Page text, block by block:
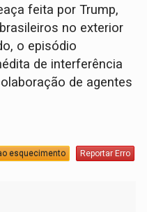
feita por Trump,
no exterior
o episódio
de interferência
de agentes
esquecimento Reportar Erro